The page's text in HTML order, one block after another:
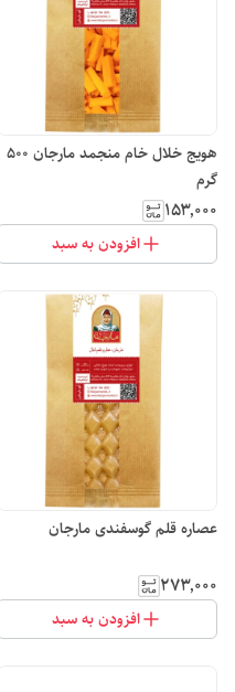
هویج خلال خام منجمد مارجان 500
گرم
۱۵۳٬۰۰۰
افزودن به سبد
عصاره قلم گوسفندی مارجان
۲۷۳٬۰۰۰
افزودن به سبد